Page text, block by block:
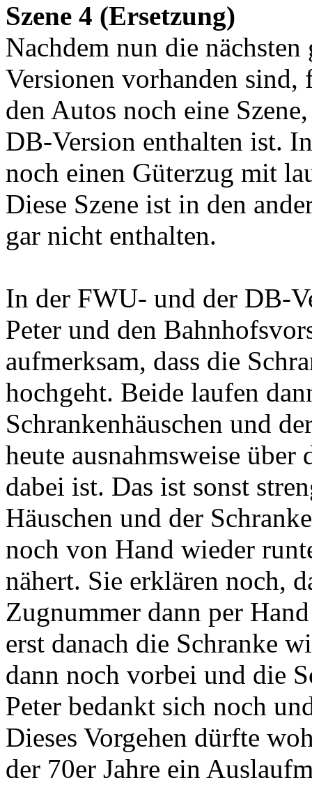
Szene 4 (Ersetzung)
Nachdem nun die
Versionen vorhanden
den Autos noch eine
DB-Version enthalten ist.
noch einen Güterzug mit
Diese Szene ist in den
gar nicht enthalten.
In der FWU- und der DB-
Peter und den
aufmerksam, dass die
hochgeht. Beide laufen
Schrankenhäuschen und
heute ausnahmsweise
dabei ist. Das ist sonst
Häuschen und der
noch von Hand wieder
nähert. Sie erklären noch,
Zugnummer dann per
erst danach die Schranke
dann noch vorbei und die
Peter bedankt sich noch
Dieses Vorgehen dürfte
der 70er Jahre ein